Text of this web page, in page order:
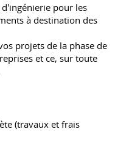
d'ingénierie pour les
à destination des
projets de la phase de
et ce, sur toute
(travaux et frais